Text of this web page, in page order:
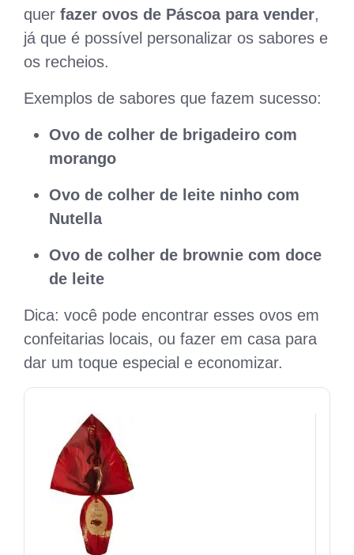
quer fazer ovos de Páscoa para vender,
já que é possível personalizar os sabores e
os recheios.
Exemplos de sabores que fazem sucesso:
Ovo de colher de brigadeiro com
morango
Ovo de colher de leite ninho com
Nutella
Ovo de colher de brownie com doce
de leite
Dica: você pode encontrar esses ovos em
confeitarias locais, ou fazer em casa para
dar um toque especial e economizar.